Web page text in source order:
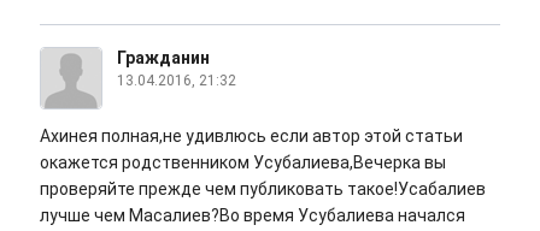
Гражданин
13.04.2016, 21:32
Ахинея полная,не удивлюсь если автор этой статьи
окажется родственником Усубалиева,Вечерка вы
проверяйте прежде чем публиковать такое!Усабалиев
лучше чем Масалиев?Во время Усубалиева начался